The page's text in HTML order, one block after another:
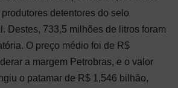
detentores do selo
Destes, 733,5 milhões de litros foram
O preço médio foi de R$
a margem Petrobras, e o valor
o patamar de R$ 1,546 bilhão,